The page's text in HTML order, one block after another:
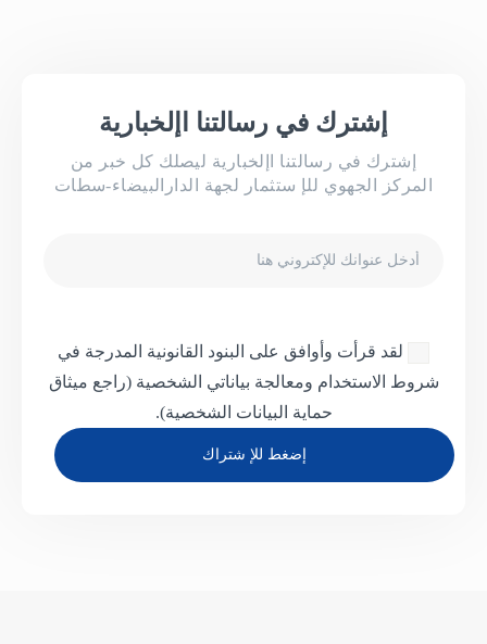
إشترك في رسالتنا اإلخبارية
إشترك في رسالتنا اإلخبارية ليصلك كل خبر من
المركز الجهوي للإ ستثمار لجهة الدارالبيضاء-سطات
البريد
لقد قرأت وأوافق على البنود القانونية المدرجة في
شروط الاستخدام ومعالجة بياناتي الشخصية (راجع ميثاق
حماية البيانات الشخصية).